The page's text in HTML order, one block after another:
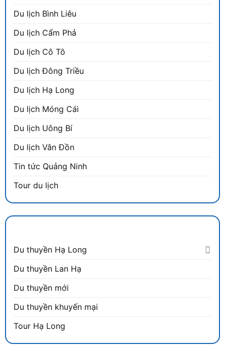
Du lịch Bình Liêu
Du lịch Cẩm Phả
Du lịch Cô Tô
Du lịch Đông Triều
Du lịch Hạ Long
Du lịch Móng Cái
Du lịch Uông Bí
Du lịch Vân Đồn
Tin tức Quảng Ninh
Tour du lịch
Du thuyền Hạ Long
Du thuyền Lan Hạ
Du thuyền mới
Du thuyền khuyến mại
Tour Hạ Long